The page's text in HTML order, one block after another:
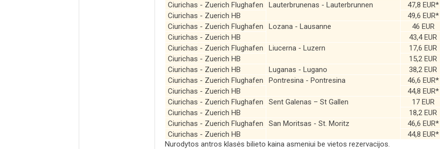
Ciurichas - Zuerich Flughafen
Lauterbrunenas - Lauterbrunnen
47,8 EUR*
Ciurichas - Zuerich HB
49,6 EUR*
Ciurichas - Zuerich Flughafen
Lozana - Lausanne
46 EUR
Ciurichas - Zuerich HB
43,4 EUR
Ciurichas - Zuerich Flughafen
Liucerna - Luzern
17,6 EUR
Ciurichas - Zuerich HB
15,2 EUR
Ciurichas - Zuerich HB
Luganas - Lugano
38,2 EUR
Ciurichas - Zuerich Flughafen
Pontresina - Pontresina
46,6 EUR*
Ciurichas - Zuerich HB
44,8 EUR*
Ciurichas - Zuerich Flughafen
Sent Galenas – St Gallen
17 EUR
Ciurichas - Zuerich HB
18,2 EUR
Ciurichas - Zuerich Flughafen
San Moritsas - St. Moritz
46,6 EUR*
Ciurichas - Zuerich HB
44,8 EUR*
Nurodytos antros klasės bilieto kaina asmeniui be vietos rezervacijos.